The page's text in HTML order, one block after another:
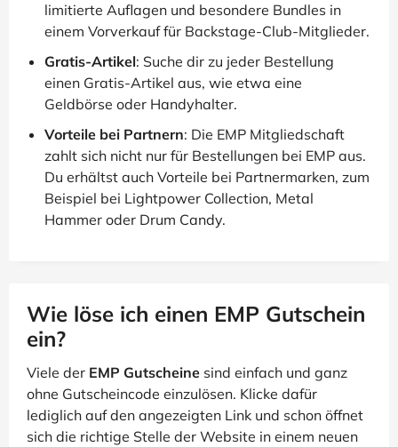
limitierte Auflagen und besondere Bundles in
einem Vorverkauf für Backstage-Club-Mitglieder.
Gratis-Artikel: Suche dir zu jeder Bestellung
einen Gratis-Artikel aus, wie etwa eine
Geldbörse oder Handyhalter.
Vorteile bei Partnern: Die EMP Mitgliedschaft
zahlt sich nicht nur für Bestellungen bei EMP aus.
Du erhältst auch Vorteile bei Partnermarken, zum
Beispiel bei Lightpower Collection, Metal
Hammer oder Drum Candy.
Wie löse ich einen EMP Gutschein
ein?
Viele der EMP Gutscheine sind einfach und ganz
ohne Gutscheincode einzulösen. Klicke dafür
lediglich auf den angezeigten Link und schon öffnet
sich die richtige Stelle der Website in einem neuen